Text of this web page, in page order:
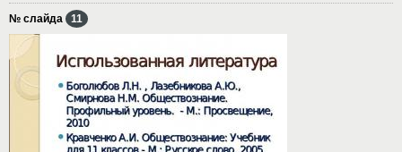
№ слайда 11